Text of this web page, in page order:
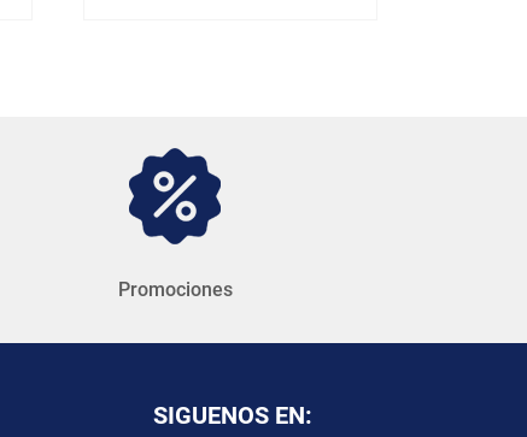
Promociones
SIGUENOS EN: